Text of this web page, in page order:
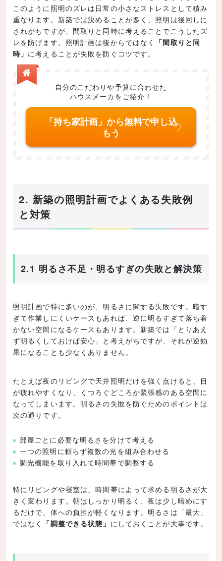
このように照明のズレは日常の小さなストレスとして積み
重なります。新築では決めることが多く、照明は後回しに
されがちですが、間取りと同時に考えることでこうしたズ
レを防げます。照明計画は後からではなく
「間取りと同
時」 に考えることが失敗を防ぐコツです。
自分のこだわりや予算に合わせた
ハウスメーカをご紹介！
「持ち家計画」から無料で申し込
もう
2. 新築の照明計画でよくある失敗例
と対策
2.1 明るさ不足・明るすぎの失敗と解決策
照明計画で特に多いのが、明るさに関する失敗です。暗す
ぎて作業しにくいケースもあれば、逆に明るすぎて落ち着
かない空間になるケースもあります。新築では「とりあえ
ず明るくしておけば安心」と考えがちですが、それが逆効
果になることも少なくありません。
たとえば夜のリビングで天井照明だけを強く点けると、目
が疲れやすくなり、くつろぐどころか緊張感のある空間に
なってしまいます。明るさの失敗を防ぐためのポイントは
次の通りです。
部屋ごとに必要な明るさを分けて考える
一つの照明に頼らず複数の光を組み合わせる
調光機能を取り入れて時間帯で調整する
特にリビングや寝室は、時間帯によって求める明るさが大
きく変わります。朝はしっかり明るく、夜は少し暗めにす
るだけで、体への負担が軽くなります。明るさは「最大」
ではなく
「調整できる状態」 にしておくことが大事です。